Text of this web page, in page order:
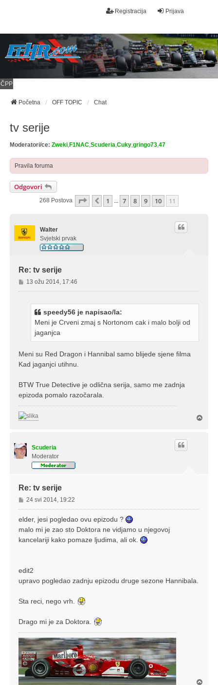
Prijava
Registracija
ČPP
Početna OFF TOPIC Chat
tv serije
Moderatori/ce: Zweki,F1NAC,Scuderia,Cuky,gringo73,47
Pravila foruma
Odgovori
268 Postova Stranica:11 /11 .
Prethodna
1 ... 7 8 9 10 11
Walter
Svjetski prvak
Re: tv serije
P
o
13 ožu 2014, 17:46
speedy56 je napisao/la:
Meni je Crveni zmaj s Nortonom cak i malo bolji od
jaganjca
Meni su Red Dragon i Hannibal samo blijede sjene filma
Kad jaganjci utihnu.
BTW True Detective je odlična serija, samo me zadnja
epizoda pomalo razočarala.
Scuderia
Moderator
Re: tv serije
P
o
s
24 svi 2014, 19:22
elder, jesi pogledao ovu epizodu ?
malo mi je zao sto Doktora ne vidjamo u njegovoj
kancelariji kako pomaze ljudima, ali ok.
edit2
upravo pogledao zadnju epizodu druge sezone Hannibala.
Sta reci, nego vrh.
Drago mi je za Doktora.